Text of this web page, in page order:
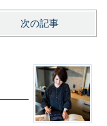
次の記事